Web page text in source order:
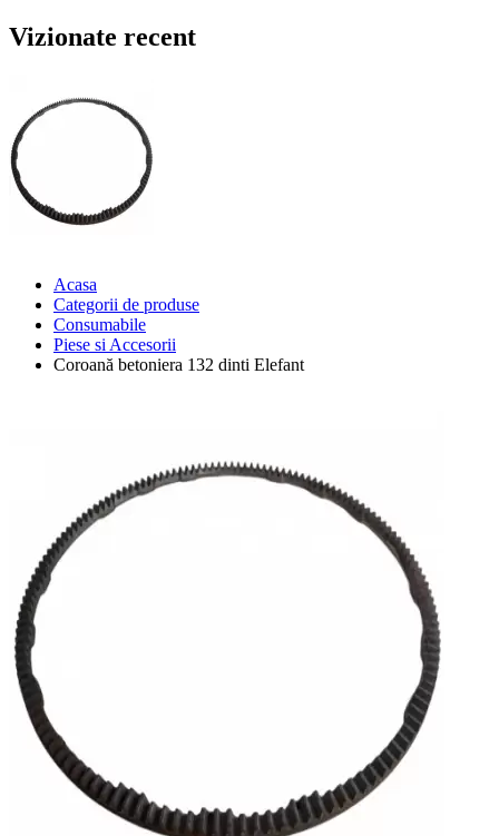
Vizionate recent
Acasa
Categorii de produse
Consumabile
Piese si Accesorii
Coroană betoniera 132 dinti Elefant